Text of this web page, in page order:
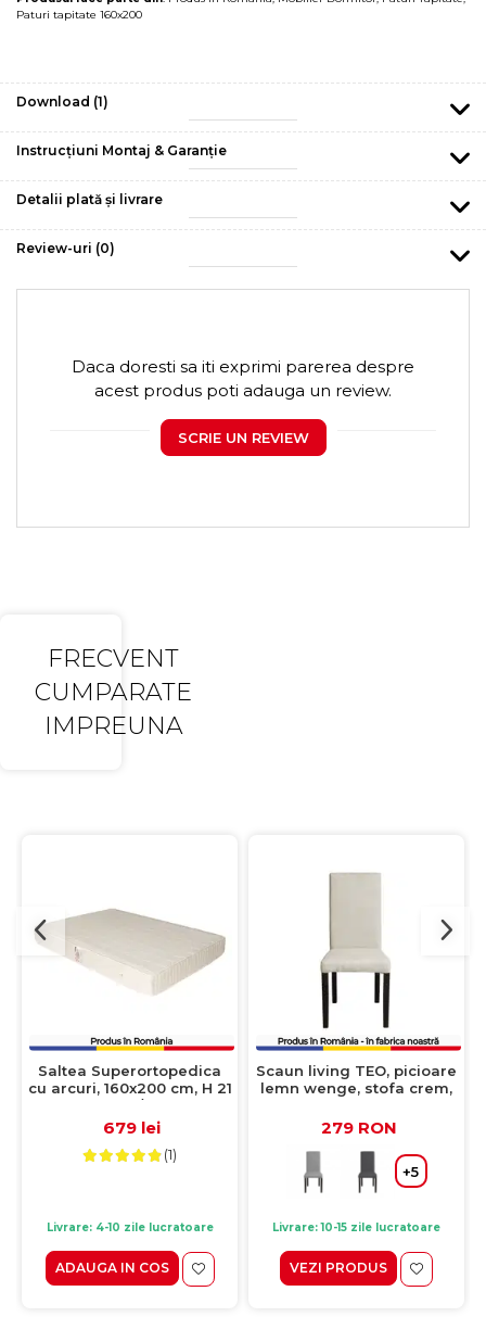
Paturi tapitate 160x200
Download (1)
Instrucțiuni Montaj & Garanție
Detalii plată și livrare
Review-uri (0)
Daca doresti sa iti exprimi parerea despre
acest produs poti adauga un review.
SCRIE UN REVIEW
FRECVENT
CUMPARATE
IMPREUNA
Saltea Superortopedica
cu arcuri, 160x200 cm, H 21
cm, fata vara/fata iarna,
crem
679 lei
(1)
Livrare: 4-10 zile lucratoare
ADAUGA IN COS
Scaun living TEO, picioare
lemn wenge, stofa crem,
279 RON
+5
Livrare: 10-15 zile lucratoare
VEZI PRODUS